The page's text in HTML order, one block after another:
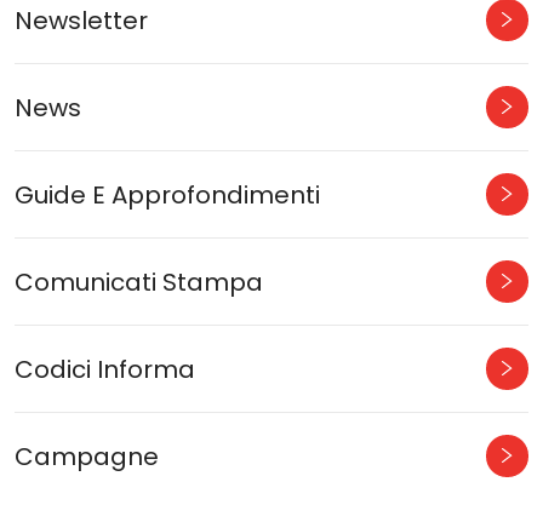
Newsletter
News
Guide E Approfondimenti
Comunicati Stampa
Codici Informa
Campagne